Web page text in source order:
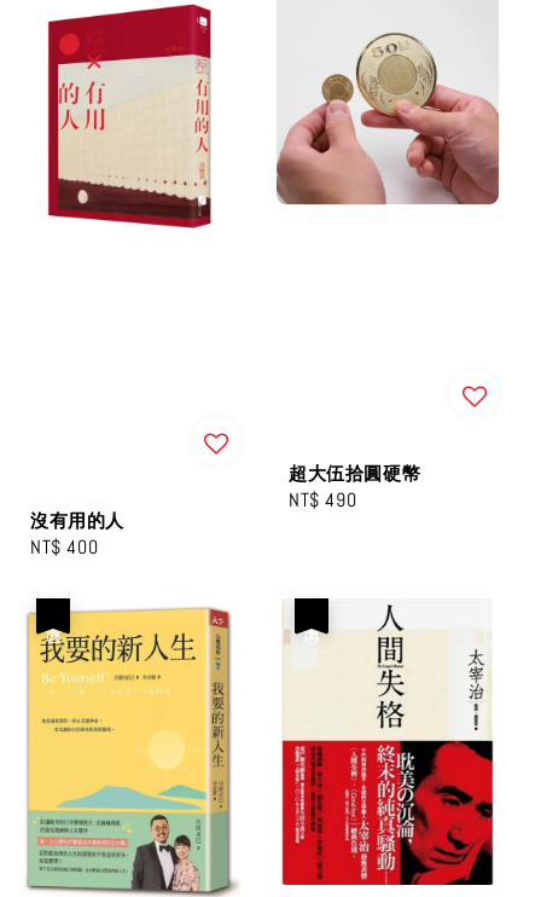
沒有用的人
Regular
NT$ 400
超大伍拾圓硬幣
Regular
NT$ 490